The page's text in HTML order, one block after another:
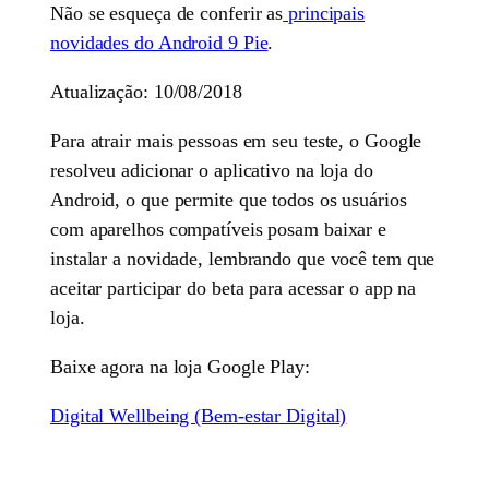
Não se esqueça de conferir as principais
novidades do Android 9 Pie.
Atualização: 10/08/2018
Para atrair mais pessoas em seu teste, o Google
resolveu adicionar o aplicativo na loja do
Android, o que permite que todos os usuários
com aparelhos compatíveis posam baixar e
instalar a novidade, lembrando que você tem que
aceitar participar do beta para acessar o app na
loja.
Baixe agora na loja Google Play:
Digital Wellbeing (Bem-estar Digital)